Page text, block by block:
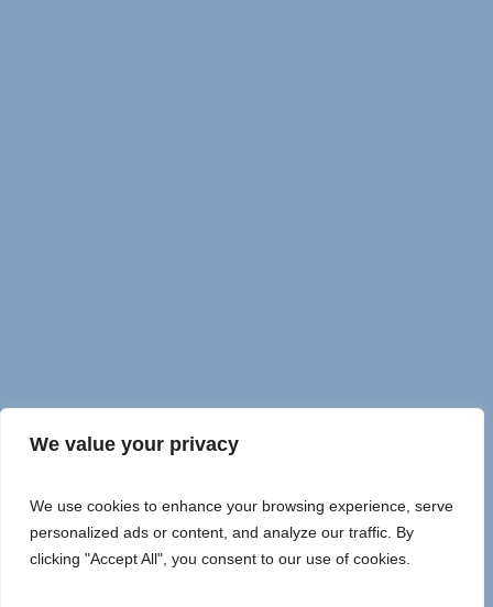
We value your privacy
We use cookies to enhance your browsing experience, serve
personalized ads or content, and analyze our traffic. By
clicking "Accept All", you consent to our use of cookies.